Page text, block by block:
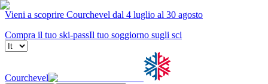
Vieni a scoprire Courchevel dal 4 luglio al 30 agosto
Compra il tuo ski-passIl tuo soggiorno sugli sci
Courchevel